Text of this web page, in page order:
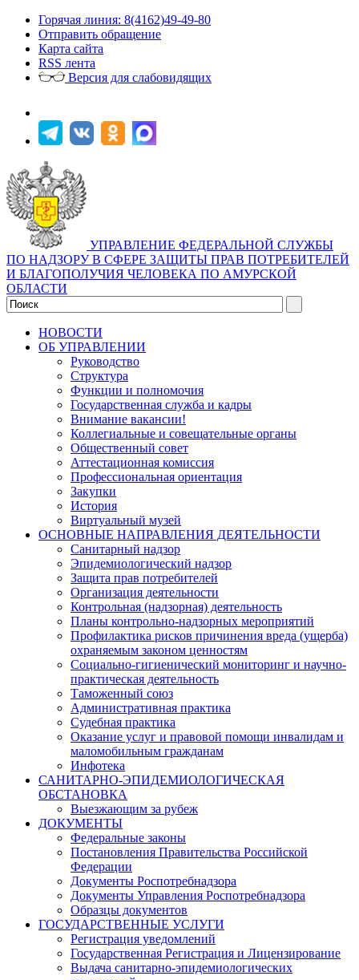
Горячая линия: 8(4162)49-49-80
Отправить обращение
Карта сайта
RSS лента
Версия для слабовидящих
УПРАВЛЕНИЕ ФЕДЕРАЛЬНОЙ СЛУЖБЫ
ПО НАДЗОРУ В СФЕРЕ ЗАЩИТЫ ПРАВ ПОТРЕБИТЕЛЕЙ
И БЛАГОПОЛУЧИЯ ЧЕЛОВЕКА ПО АМУРСКОЙ
ОБЛАСТИ
НОВОСТИ
ОБ УПРАВЛЕНИИ
Руководство
Структура
Функции и полномочия
Государственная служба и кадры
Внимание вакансии!
Коллегиальные и совещательные органы
Общественный совет
Аттестационная комиссия
Профессиональная ориентация
Закупки
История
Виртуальный музей
ОСНОВНЫЕ НАПРАВЛЕНИЯ ДЕЯТЕЛЬНОСТИ
Санитарный надзор
Эпидемиологический надзор
Защита прав потребителей
Организация деятельности
Контрольная (надзорная) деятельность
Планы контрольно-надзорных мероприятий
Профилактика рисков причинения вреда (ущерба)
охраняемым законом ценностям
Социально-гигиенический мониторинг и научно-
практическая деятельность
Таможенный союз
Административная практика
Судебная практика
Оказание услуг и правовой помощи инвалидам и
маломобильным гражданам
Инфотека
САНИТАРНО-ЭПИДЕМИОЛОГИЧЕСКАЯ
ОБСТАНОВКА
Выезжающим за рубеж
ДОКУМЕНТЫ
Федеральные законы
Постановления Правительства Российской
Федерации
Документы Роспотребнадзора
Документы Управления Роспотребнадзора
Образцы документов
ГОСУДАРСТВЕННЫЕ УСЛУГИ
Регистрация уведомлений
Государственная Регистрация и Лицензирование
Выдача санитарно-эпидемиологических